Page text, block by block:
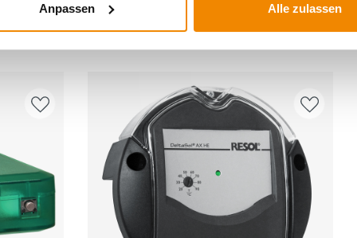
Anpassen Alle zulassen
SICH AUCH DAFÜR